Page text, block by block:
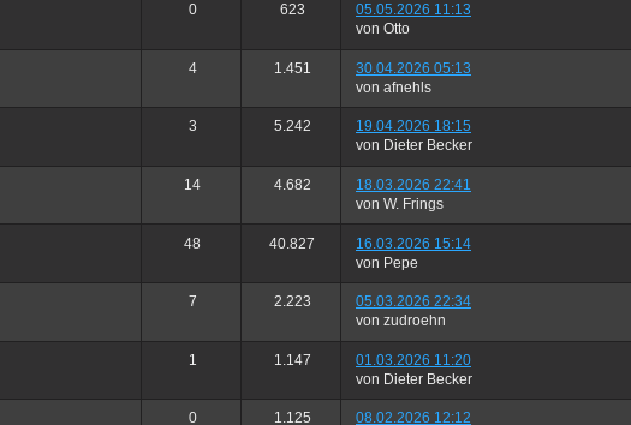
0 623
05.05.2026 11:13
von Otto
4 1.451
30.04.2026 05:13
von afnehls
3 5.242
19.04.2026 18:15
von Dieter Becker
14 4.682
18.03.2026 22:41
von W. Frings
48 40.827
16.03.2026 15:14
von Pepe
7 2.223
05.03.2026 22:34
von zudroehn
1 1.147
01.03.2026 11:20
von Dieter Becker
0 1.125
08.02.2026 12:12